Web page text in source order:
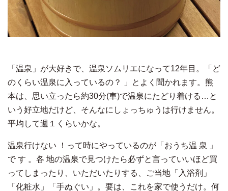
「温泉」が大好きで、温泉ソムリエになって12年目。「ど
のくらい温泉に入っているの ？
」とよく聞かれます。熊
本は、思い立ったら約30分(車)で温泉にたどり着ける … と
いう好立地だけど、そんなにしょっちゅうは行けません。
平均して週１くらいかな。
温泉行けない ！って時にやっているのが「おうち温 泉
」
で す 。各 地の温泉で見つけたら必ずと言っていいほど買
ってしまったり、いただいたりする、ご当地「入浴剤」
「化粧水」「手ぬぐい」。要は、これを家で使うだけ。何